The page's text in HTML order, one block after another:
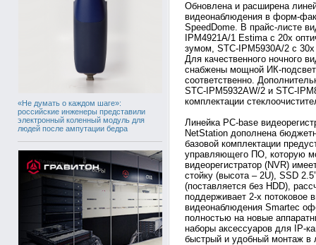
«Не думать о каждом шаге»:
российские инженеры представили
электронный коленный модуль для
людей после ампутации бедра
Обновлена и расширена
видеонаблюдения в форм-
SpeedDome. В прайс-листе
IPM4921A/1 Estima с 20х
зумом, STC-IPM5930A/2 с
Для качественного ночного
снабжены мощной ИК-
соответственно.
STC-IPM5932AW/2 и STC-
комплектации
Линейка PC-base
NetStation дополнена
базовой комплектации
управляющего ПО, которую
видеорегистратор (NVR)
стойку (высота – 2U), SSD
(поставляется без HDD),
поддерживает 2-х потоковое
видеонаблюдения Smartec
полностью на новые
наборы аксессуаров для IP-
быстрый и удобный монтаж в